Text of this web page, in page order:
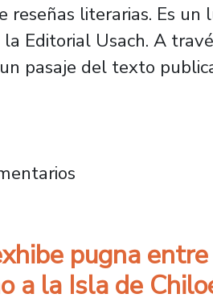
reseñas literarias. Es
Editorial Usach. A
pasaje del texto
antología insumisa”,
pugna
a la Isla de